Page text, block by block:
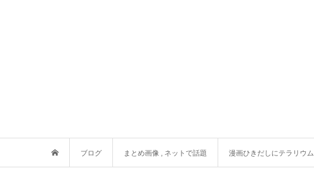
ブログ まとめ画像 , ネットで話題 漫画ひきだしにテラリウ